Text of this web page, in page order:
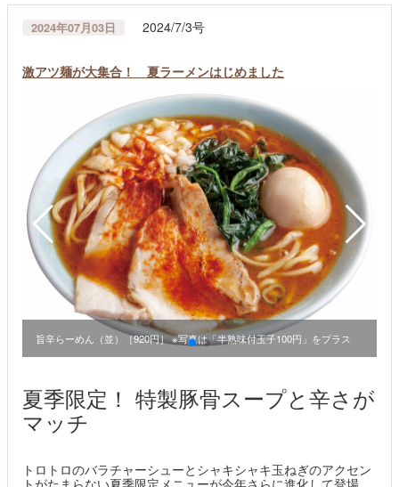
2024年07月03日 2024/7/3号
激アツ麺が大集合！ 夏ラーメンはじめました
旨辛らーめん（並）［920円］ ※写真は「半熟味付玉子100円」をプラス
夏季限定！ 特製豚骨スープと辛さが
マッチ
トロトロのバラチャーシューとシャキシャキ玉ねぎのアクセン
トがたまらない夏季限定メニューが今年さらに進化して登場。